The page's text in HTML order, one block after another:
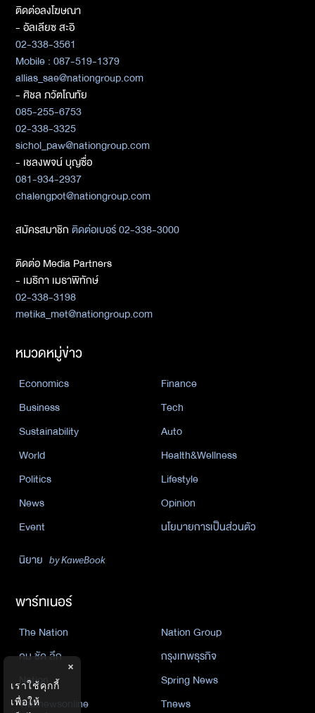
ติดต่อลงโฆษณา
- อัลเลียซ สะอิ
02-338-3561
Mobile : 087-519-1379
allias_sae@nationgroup.com
- ศิชล ภวัตโณทัย
085-255-6753
02-338-3325
sichol_paw@nationgroup.com
- เชลงพจน์ บุญซื่อ
081-934-2937
chalengpot@nationgroup.com
สมัครสมาชิกติดต่อเบอร์ 02-338-3000
ติดต่อ Media Partners
- เมธิกา เมธาพิทักษ์
02-338-3198
metika_met@nationgroup.com
หมวดหมู่ข่าว
Economics
Finance
Business
Tech
Sustainability
Auto
World
Health&Wellness
Politics
Lifestyle
News
Opinion
Event
นโยบายการเป็นส่วนตัว
นิยาย by KaweBook
พาร์ทเนอร์
The Nation
Nation Group
คม ชัด ลึก
กรุงเทพธุรกิจ
Nation
Spring News
Thainewsonline
Tnews
×
เราใช้คุกกี้
เพื่อให้